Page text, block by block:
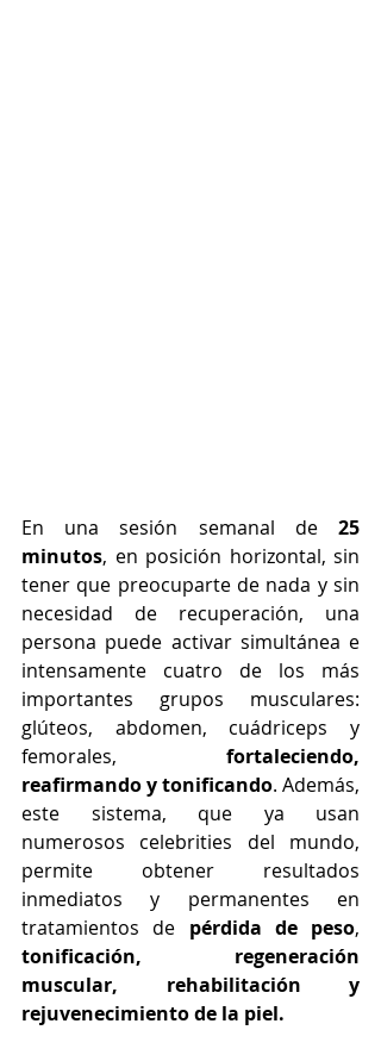
En una sesión semanal de 25
minutos, en posición horizontal, sin
tener que preocuparte de nada y sin
necesidad de recuperación, una
persona puede activar simultánea e
intensamente cuatro de los más
importantes grupos musculares:
glúteos, abdomen, cuádriceps y
femorales, fortaleciendo,
reafirmando y tonificando. Además,
este sistema, que ya usan
numerosos celebrities del mundo,
permite obtener resultados
inmediatos y permanentes en
tratamientos de pérdida de peso
tonificación, regeneración
muscular, rehabilitación y
rejuvenecimiento de la piel.